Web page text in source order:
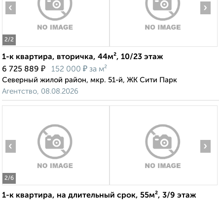
2/2
‹ ›
1-к квартира, вторичка, 44м², 10/23 этаж
6 725 889 ₽ 152 000 ₽ за м²
Северный жилой район, мкр. 51-й, ЖК Сити Парк
Агентство, 08.08.2026
2/6
‹ ›
1-к квартира, на длительный срок, 55м², 3/9 этаж